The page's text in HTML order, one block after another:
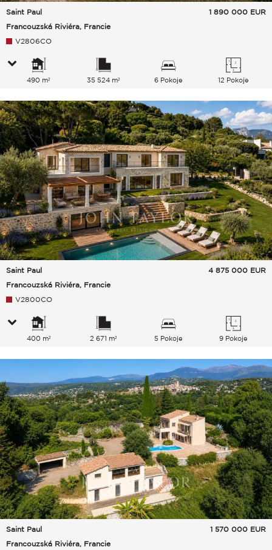
Saint Paul
Francouzská Riviéra, Francie
1 890 000 EUR
V2806CO
490 m² 35 524 m² 6 Pokoje 12 Pokoje
Saint Paul
Francouzská Riviéra, Francie
4 875 000 EUR
V2800CO
400 m² 2 671 m² 5 Pokoje 9 Pokoje
Saint Paul
Francouzská Riviéra, Francie
1 570 000 EUR